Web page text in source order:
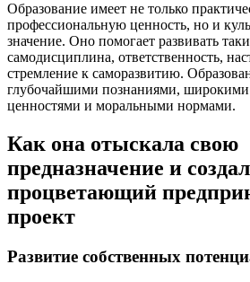
Образование имеет не только
профессиональную ценность, но и
значение. Оно помогает развивать
самодисциплина, ответственность,
стремление к саморазвитию.
глубочайшими познаниями, широкими
ценностями и моральными нормами.
Как она отыскала свою
предназначение и
процветающий
проект
Развитие собственных